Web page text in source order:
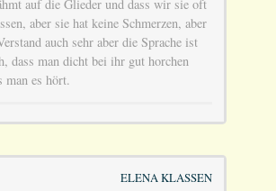
auf die Glieder und dass wir sie oft
aber sie hat keine Schmerzen, aber
auch sehr aber die Sprache ist
dass man dicht bei ihr gut horchen
man es hört.
ELENA KLASSEN